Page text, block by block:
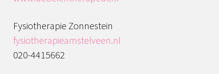
Fysiotherapie Zonnestein
fysiotherapieamstelveen.nl
020-4415662